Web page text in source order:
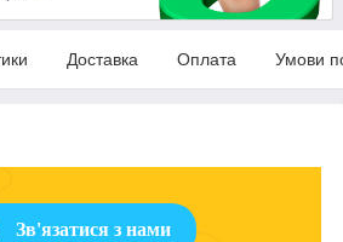
Доставка Оплата Умови
Зв'язатися з нами